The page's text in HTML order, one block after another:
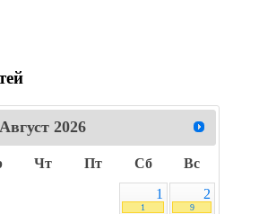
Август 2026
Чт Пт Сб Вс
1
1
2
9